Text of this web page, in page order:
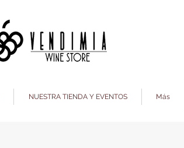
NUESTRA TIENDA Y EVENTOS Más